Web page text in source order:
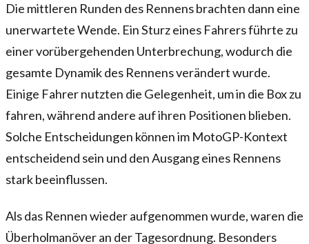
Die mittleren Runden des Rennens brachten dann eine
unerwartete Wende. Ein Sturz eines Fahrers führte zu
einer vorübergehenden Unterbrechung, wodurch die
gesamte Dynamik des Rennens verändert wurde.
Einige Fahrer nutzten die Gelegenheit, um in die Box zu
fahren, während andere auf ihren Positionen blieben.
Solche Entscheidungen können im MotoGP-Kontext
entscheidend sein und den Ausgang eines Rennens
stark beeinflussen.
Als das Rennen wieder aufgenommen wurde, waren die
Überholmanöver an der Tagesordnung. Besonders